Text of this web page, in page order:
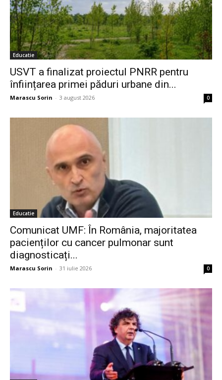
Educatie
USVT a finalizat proiectul PNRR pentru
înființarea primei păduri urbane din...
Marascu Sorin - 3 august 2026 0
Educatie
Comunicat UMF: În România, majoritatea
pacienților cu cancer pulmonar sunt
diagnosticați...
Marascu Sorin - 31 iulie 2026 0